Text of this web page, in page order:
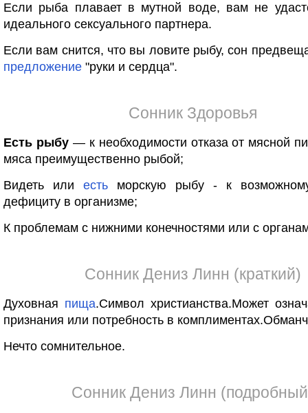
Если рыба плавает в мутной воде, вам не
идеального сексуального партнера.
Если вам снится, что вы ловите рыбу, сон
предложение "руки и сердца".
Сонник Здоровья
Есть рыбу— к необходимости отказа от мясной
мяса преимущественно рыбой;
Видеть или есть морскую рыбу - к
дефициту в организме;
К проблемам с нижними конечностями или с
Сонник Дениз Линн (краткий)
Духовная пища.Символ христианства.Может
признания или потребность в
Нечто сомнительное.
Сонник Дениз Линн